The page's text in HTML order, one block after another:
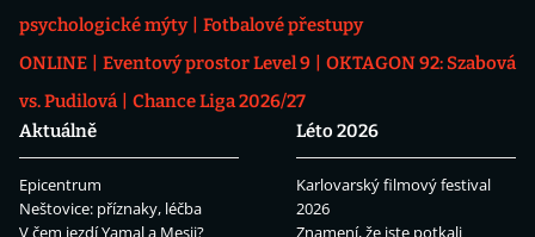
psychologické mýty
Fotbalové přestupy
ONLINE
Eventový prostor Level 9
OKTAGON 92: Szabová
vs. Pudilová
Chance Liga 2026/27
Aktuálně
Epicentrum
Neštovice: příznaky, léčba
V čem jezdí Yamal a Mesii?
Léto 2026
Karlovarský filmový festival
2026
Znamení, že jste potkali